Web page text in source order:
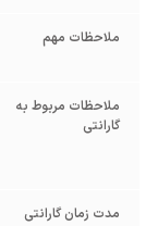
ملاحظات مهم
ملاحظات مربوط به
گارانتی
مدت زمان گارانتی